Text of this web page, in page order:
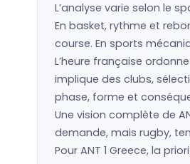
L’analyse varie selon le
En basket, rythme et
course. En sports
L’heure française
implique des clubs,
phase, forme et
Une vision complète de
demande, mais rugby,
Pour ANT 1 Greece, la